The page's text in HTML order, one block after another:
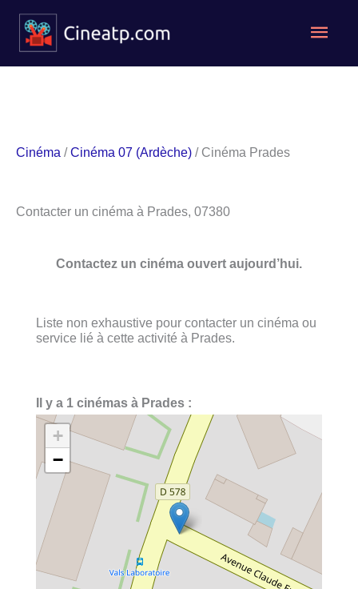
Aller
Cinéma /Cinéma 07 (Ardèche) / Cinéma Prades
Contacter un cinéma à Prades, 07380
Contactez un cinéma ouvert aujourd’hui.
Liste non exhaustive pour contacter un cinéma ou
service lié à cette activité à Prades.
Il y a 1 cinémas à Prades :
+
−